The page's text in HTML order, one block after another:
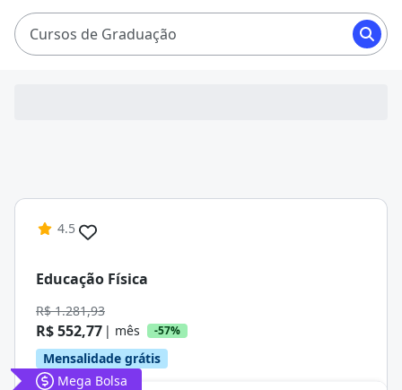
Cursos de Graduação
4.5
Educação Física
R$ 1.281,93
R$ 552,77 | mês -57%
Mensalidade grátis
Mega Bolsa